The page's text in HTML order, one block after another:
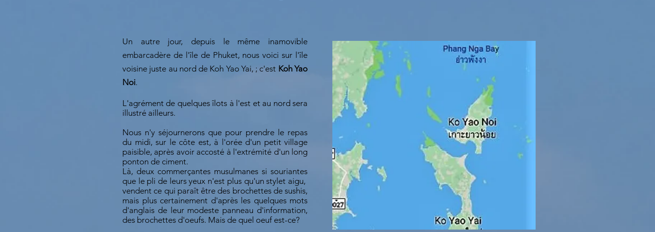
Un autre jour, depuis le même inamovible
embarcadère de l'île de Phuket, nous voici sur l'île
voisine juste au nord de Koh Yao Yai, ; c'est Koh Yao
Noi.
L'agrément de quelques îlots à l'est et au nord sera
illustré ailleurs.
Nous n'y séjournerons que pour prendre le repas
du midi, sur le côte est, à l'orée d'un petit village
paisible, après avoir accosté à l'extrémité d'un long
ponton de ciment.
Là, deux commerçantes musulmanes si souriantes
que le pli de leurs yeux n'est plus qu'un stylet aigu,
vendent ce qui paraît être des brochettes de sushis,
mais plus certainement d'après les quelques mots
d'anglais de leur modeste panneau d'information,
des brochettes d'oeufs. Mais de quel oeuf est-ce?